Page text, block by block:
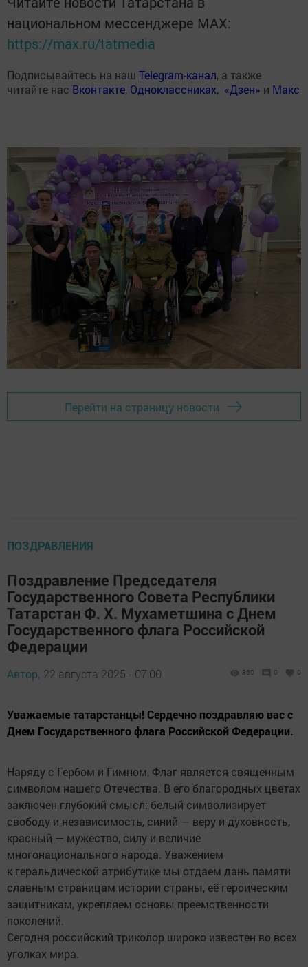
национальном мессенджере MАХ:
https://max.ru/tatmedia
Подписывайтесь на наш Telegram-канал, а также
читайте нас Вконтакте, Одноклассниках, «Дзен» и Макс
Перейти на страницу новости
ПОЗДРАВЛЕНИЯ
Поздравление Председателя
Государственного Совета Республики
Татарстан Ф. Х. Мухаметшина с Днем
Государственного флага Российской
Федерации
Автор, 22 августа 2025 - 07:00 360 0 0
Уважаемые татарстанцы! Сердечно поздравляю вас с
Днем Государственного флага Российской Федерации.
Наряду с Гербом и Гимном, Флаг является священным
символом нашего Отечества. В его благородных цветах
заключен глубокий смысл: белый символизирует
свободу и независимость, синий — веру и духовность,
красный — мужество, силу и величие
многонационального народа. Уважением
к геральдической атрибутике мы отдаем дань памяти
славным страницам истории страны, её героическим
защитникам, укрепляем основы преемственности
поколений.
Сегодня российский триколор широко известен во всех
уголках мира.